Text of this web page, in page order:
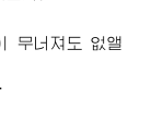
무너져도 없앨